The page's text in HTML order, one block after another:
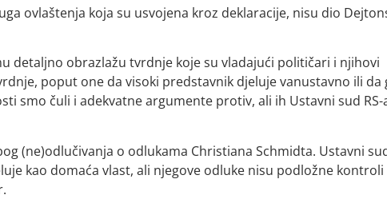
ovlaštenja koja su usvojena kroz deklaracije, nisu dio
detaljno obrazlažu tvrdnje koje su vladajući političari i njihovi
poput one da visoki predstavnik djeluje vanustavno ili da
smo čuli i adekvatne argumente protiv, ali ih Ustavni sud RS-
(ne)odlučivanja o odlukama Christiana Schmidta. Ustavni
kao domaća vlast, ali njegove odluke nisu podložne kontroli